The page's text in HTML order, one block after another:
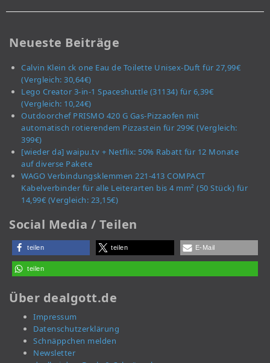
Neueste Beiträge
Calvin Klein ck one Eau de Toilette Unisex-Duft für 27,99€
(Vergleich: 30,64€)
Lego Creator 3-in-1 Spaceshuttle (31134) für 6,39€
(Vergleich: 10,24€)
Outdoorchef PRISMO 420 G Gas-Pizzaofen mit
automatisch rotierendem Pizzastein für 299€ (Vergleich:
399€)
[wieder da] waipu.tv + Netflix: 50% Rabatt für 12 Monate
auf diverse Pakete
WAGO Verbindungsklemmen 221-413 COMPACT
Kabelverbinder für alle Leiterarten bis 4 mm² (50 Stück) für
14,99€ (Vergleich: 23,15€)
Social Media / Teilen
teilen teilen E-Mail
teilen
Über dealgott.de
Impressum
Datenschutzerklärung
Schnäppchen melden
Newsletter